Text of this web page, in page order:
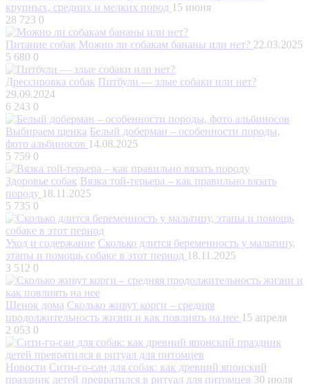
крупных, средних и мелких пород 15 июня
28 723 0
Питание собак Можно ли собакам бананы или нет? 22.03.2025
5 680 0
Дрессировка собак Питбули — злые собаки или нет?
29.09.2024
6 243 0
Выбираем щенка Белый доберман – особенности породы,
фото альбиносов 14.08.2025
5 759 0
Здоровье собак Вязка той-терьера – как правильно вязать
породу 18.11.2025
5 735 0
Уход и содержание Сколько длится беременность у мальтипу,
этапы и помощь собаке в этот период 18.11.2025
3 512 0
Щенок дома Сколько живут корги – средняя
продолжительность жизни и как повлиять на нее 15 апреля
2 053 0
Новости Сити-го-сан для собак: как древний японский
праздник детей превратился в ритуал для питомцев 30 июля